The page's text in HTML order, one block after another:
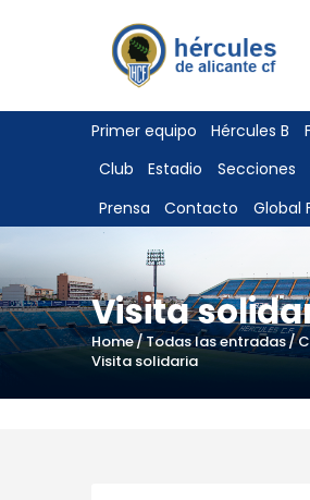
Primer equipo Hércules B
Club
Estadio Secciones
Prensa
Contacto Global
Visita
Home Todas las entradas
Visita solidaria
ENTRADAS
TIENDA
HÉRCULESCF100